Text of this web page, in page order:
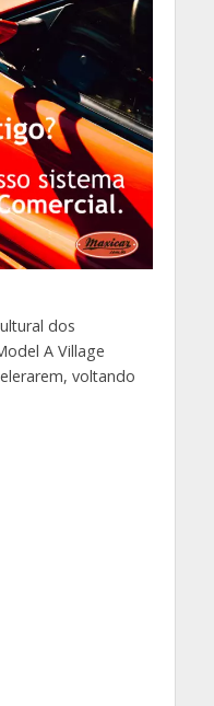
dos
A Village
voltando